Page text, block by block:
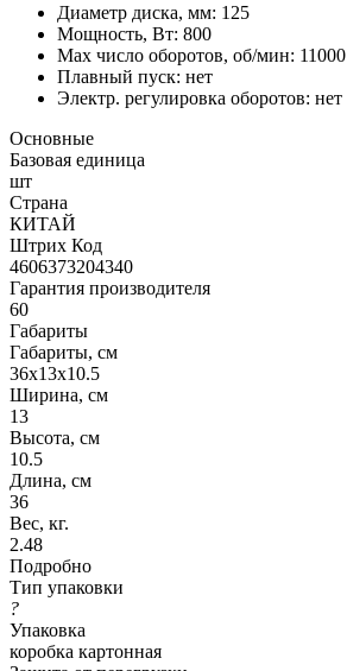
Диаметр диска, мм: 125
Мощность, Вт: 800
Max число оборотов, об/мин: 11000
Плавный пуск: нет
Электр. регулировка оборотов: нет
Основные
Базовая единица
шт
Страна
КИТАЙ
Штрих Код
4606373204340
Гарантия производителя
60
Габариты
Габариты, см
36х13х10.5
Ширина, см
13
Высота, см
10.5
Длина, см
36
Вес, кг.
2.48
Подробно
Тип упаковки
?
Упаковка
коробка картонная